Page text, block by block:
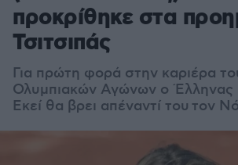
προκρίθηκε στα
Τσιτσιπάς
Για πρώτη φορά στην καριέρα
Ολυμπιακών Αγώνων ο Έλληνας
Εκεί θα βρει απέναντί του τον